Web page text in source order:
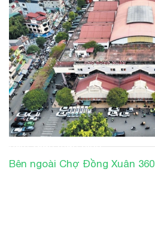
Xem toàn màn hình
Bên ngoài Chợ Đồng Xuân 360